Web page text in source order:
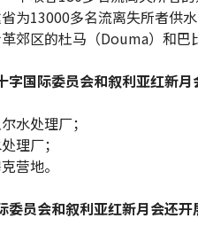
为13000多名流离失所者供水
郊区的杜马（Douma）和巴
字国际委员会和叙利亚红新月
水处理厂；
理厂；
营地。
委员会和叙利亚红新月会还开